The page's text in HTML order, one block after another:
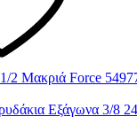
2 Μακριά Force